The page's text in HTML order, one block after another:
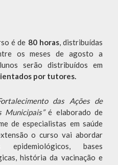
é de 80 horas, distribuídas
os meses de agosto a
serão distribuídos em
por tutores.
das Ações de
Municipais”é elaborado de
de especialistas em saúde
o curso vai abordar
bases
história da vacinação e